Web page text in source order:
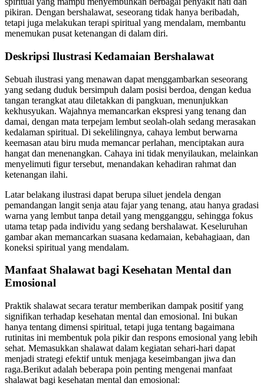
pikiran. Dengan bershalawat, seseorang tidak hanya beribadah,
tetapi juga melakukan terapi spiritual yang mendalam, membantu
menemukan pusat ketenangan di dalam diri.
Deskripsi Ilustrasi Kedamaian Bershalawat
Sebuah ilustrasi yang menawan dapat menggambarkan seseorang
yang sedang duduk bersimpuh dalam posisi berdoa, dengan kedua
tangan terangkat atau diletakkan di pangkuan, menunjukkan
kekhusyukan. Wajahnya memancarkan ekspresi yang tenang dan
damai, dengan mata terpejam lembut seolah-olah sedang merasakan
kedalaman spiritual. Di sekelilingnya, cahaya lembut berwarna
keemasan atau biru muda memancar perlahan, menciptakan aura
hangat dan menenangkan. Cahaya ini tidak menyilaukan, melainkan
menyelimuti figur tersebut, menandakan kehadiran rahmat dan
ketenangan ilahi.
Latar belakang ilustrasi dapat berupa siluet jendela dengan
pemandangan langit senja atau fajar yang tenang, atau hanya gradasi
warna yang lembut tanpa detail yang mengganggu, sehingga fokus
utama tetap pada individu yang sedang bershalawat. Keseluruhan
gambar akan memancarkan suasana kedamaian, kebahagiaan, dan
koneksi spiritual yang mendalam.
Manfaat Shalawat bagi Kesehatan Mental dan
Emosional
Praktik shalawat secara teratur memberikan dampak positif yang
signifikan terhadap kesehatan mental dan emosional. Ini bukan
hanya tentang dimensi spiritual, tetapi juga tentang bagaimana
rutinitas ini membentuk pola pikir dan respons emosional yang lebih
sehat. Memasukkan shalawat dalam kegiatan sehari-hari dapat
menjadi strategi efektif untuk menjaga keseimbangan jiwa dan
raga.Berikut adalah beberapa poin penting mengenai manfaat
shalawat bagi kesehatan mental dan emosional: